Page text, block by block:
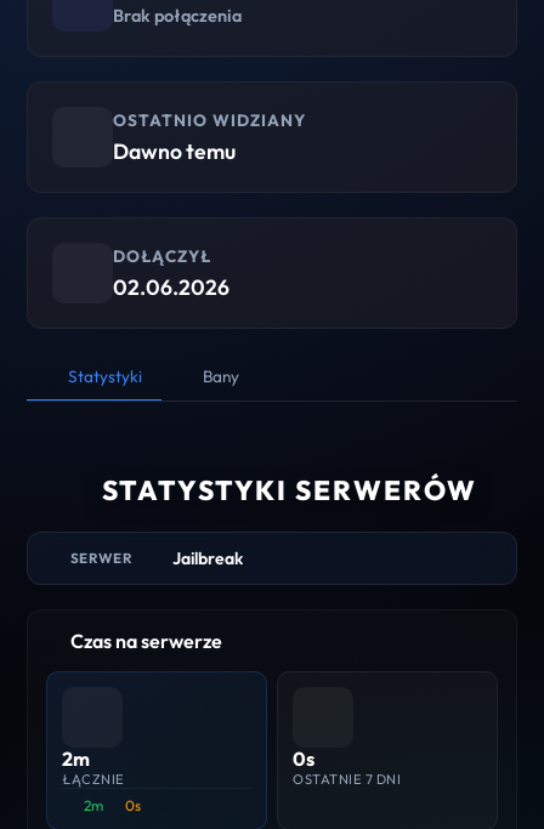
Brak połączenia
OSTATNIO WIDZIANY
Dawno temu
DOŁĄCZYŁ
02.06.2026
Statystyki Bany
STATYSTYKI SERWERÓW
SERWER Jailbreak
Czas na serwerze
2m
ŁĄCZNIE
2m 0s
0s
OSTATNIE 7 DNI